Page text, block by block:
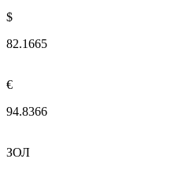
$
82.1665
€
94.8366
ЗОЛ